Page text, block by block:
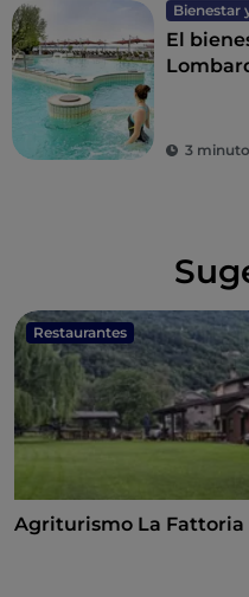
Bienestar
El
3
Restaurantes
Agriturismo La Fattoria